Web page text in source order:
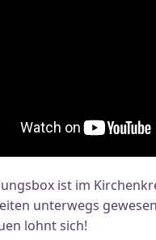
ist im
unterwegs
lohnt sich!